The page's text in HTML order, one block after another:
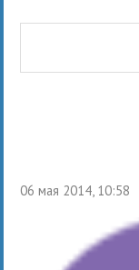
06 мая 2014, 10:58